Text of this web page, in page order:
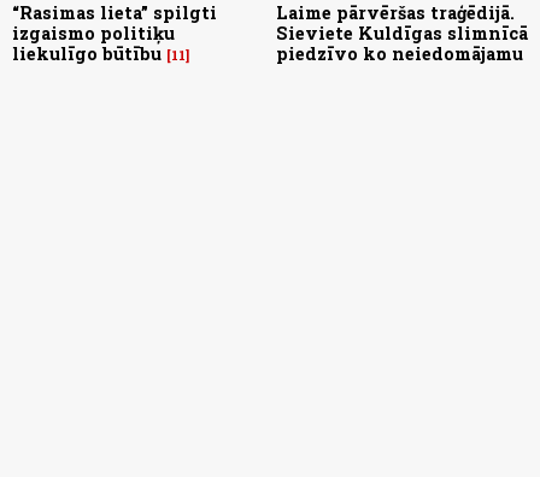
“Rasimas lieta” spilgti
izgaismo politiķu
liekulīgo būtību 11
Laime pārvēršas traģēdijā.
Sieviete Kuldīgas slimnīcā
piedzīvo ko neiedomājamu